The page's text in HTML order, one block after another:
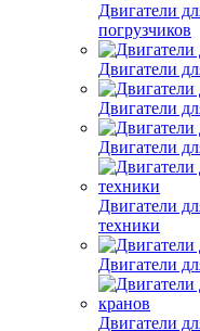
Двигатели
погрузчиков
Двигатели
Двигатели
Двигатели
Двигатели
техники
Двигатели
Двигатели